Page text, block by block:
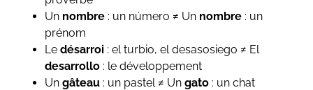
Un nombre : un número ≠ Un nombre : un
prénom
Le désarroi : el turbio, el desasosiego ≠ El
desarrollo : le développement
Un gâteau : un pastel ≠ Un gato : un chat